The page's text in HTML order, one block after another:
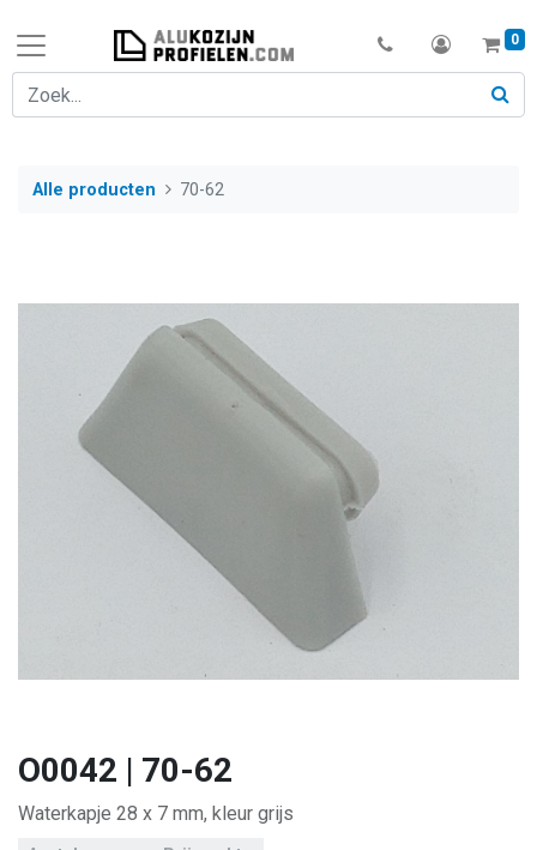
0
Alle producten 70-62
O0042 | 70-62
Waterkapje 28 x 7 mm, kleur grijs